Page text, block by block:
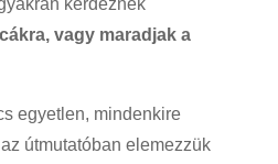
kérdeznek
vagy maradjak a
egyetlen, mindenkire
útmutatóban elemezzük